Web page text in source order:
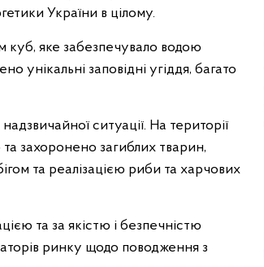
України в цілому.
куб, яке забезпечувало водою
унікальні заповідні угіддя, багато
ситуації. На території
захоронено загиблих тварин,
та реалізацією риби та харчових
та за якістю і безпечністю
ринку щодо поводження з